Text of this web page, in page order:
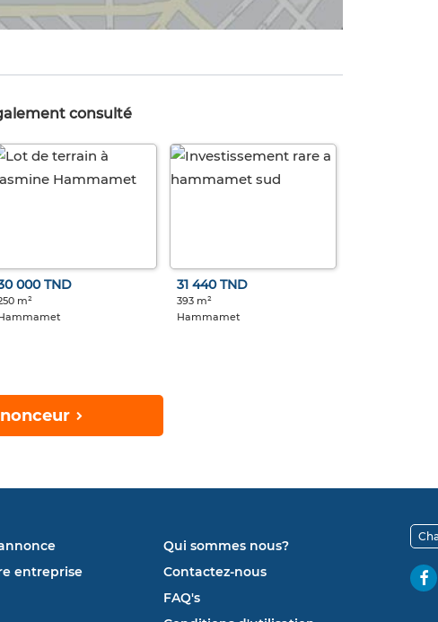
consulté
000 TND
m²
31 440 TND
393 m²
Hammamet
entreprise
Qui sommes nous?
Contactez-nous
FAQ's